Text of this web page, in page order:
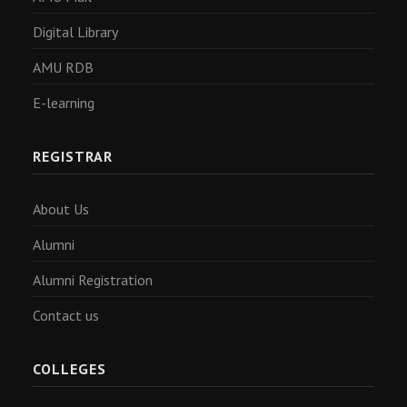
Digital Library
AMU RDB
E-learning
REGISTRAR
About Us
Alumni
Alumni Registration
Contact us
COLLEGES